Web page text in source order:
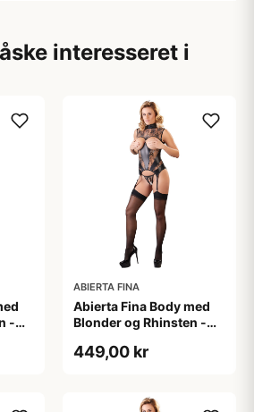
interesseret i
-
ABIERTA FINA
Abierta Fina Body med
Blonder og Rhinsten -
449,00 kr